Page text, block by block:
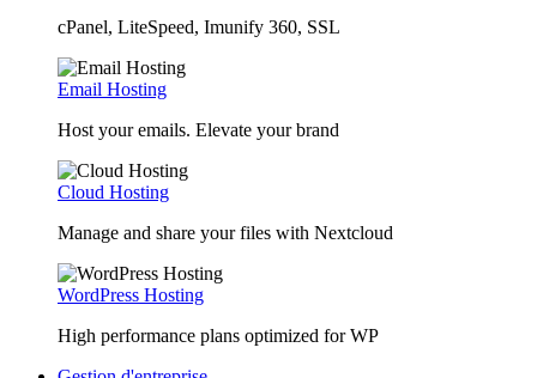
cPanel, LiteSpeed, Imunify 360, SSL
Email Hosting
Host your emails. Elevate your brand
Cloud Hosting
Manage and share your files with Nextcloud
WordPress Hosting
High performance plans optimized for WP